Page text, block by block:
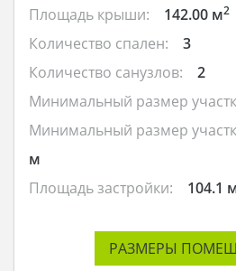
Площадь крыши:
142.00 м2
Количество спален:
3
Количество санузлов:
2
Минимальный размер
Минимальный размер
м
Площадь застройки:
104.1
РАЗМЕРЫ